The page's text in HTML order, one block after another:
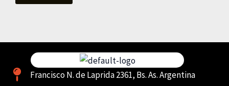
Francisco N. de Laprida 2361, Bs. As. Argentina